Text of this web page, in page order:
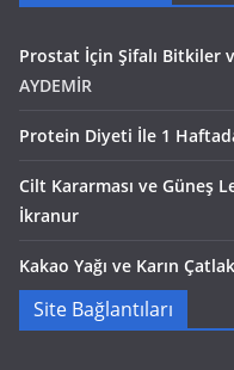
Prostat İçin Şifalı Bitkiler
AYDEMİR
Protein Diyeti İle 1
Cilt Kararması ve Güneş
İkranur
Kakao Yağı ve Karın
Site Bağlantıları